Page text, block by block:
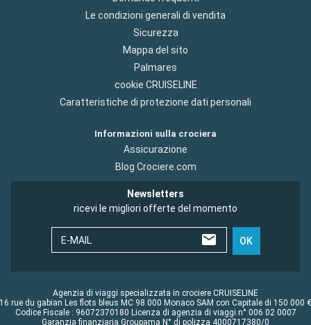
Le condizioni generali di vendita
Sicurezza
Mappa del sito
Palmares
cookie CRUISELINE
Caratteristiche di protezione dati personali
Informazioni sulla crociera
Assicurazione
Blog Crociere.com
Newsletters
ricevi le migliori offerte del momento
E-MAIL OK
Agenzia di viaggi specializzata in crociere CRUISELINE
16 rue du gabian Les flots bleus MC 98 000 Monaco SAM con Capitale di 150 000 €
Codice Fiscale : 96072370180 Licenza di agenzia di viaggi n° 006 02 0007
Garanzia finanziaria Groupama N° di polizza 4000717380/0